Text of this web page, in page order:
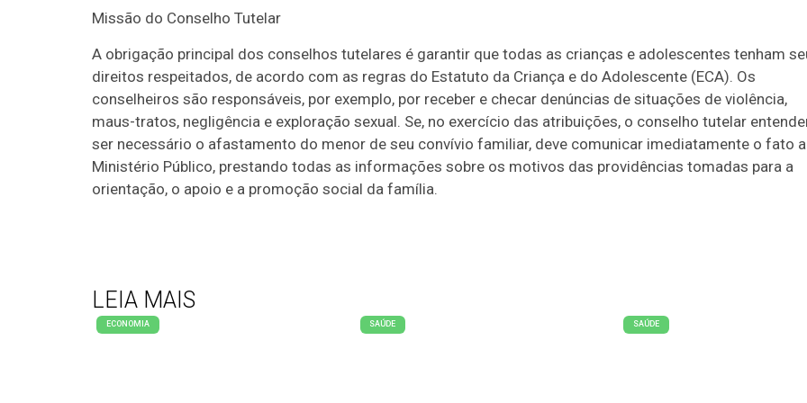
Missão do Conselho Tutelar
A obrigação principal dos conselhos tutelares é garantir que todas as crianças e adolescentes tenham
direitos respeitados, de acordo com as regras do Estatuto da Criança e do Adolescente (ECA). Os
conselheiros são responsáveis, por exemplo, por receber e checar denúncias de situações de violência,
maus-tratos, negligência e exploração sexual. Se, no exercício das atribuições, o conselho tutelar
ser necessário o afastamento do menor de seu convívio familiar, deve comunicar imediatamente o fato
Ministério Público, prestando todas as informações sobre os motivos das providências tomadas para a
orientação, o apoio e a promoção social da família.
LEIA MAIS
ECONOMIA SAÚDE SAÚDE